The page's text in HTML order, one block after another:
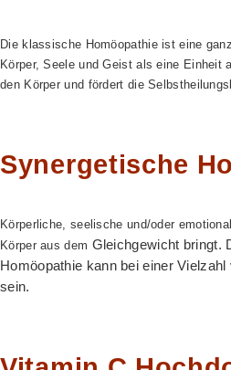
Die klassische Homöopathie ist eine
Körper, Seele und Geist als eine Einheit
den Körper und fördert die
Synergetische
Körperliche, seelische und/oder
Körper aus dem Gleichgewicht bringt.
Homöopathie kann bei einer
sein.